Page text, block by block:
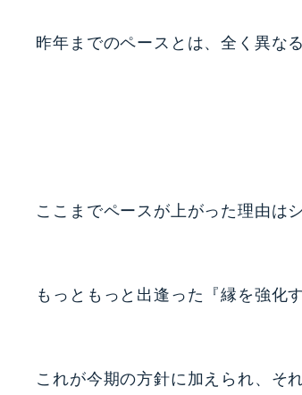
昨年までのペースとは、全く異な
ここまでペースが上がった理由は
もっともっと出逢った『縁を強化
これが今期の方針に加えられ、そ